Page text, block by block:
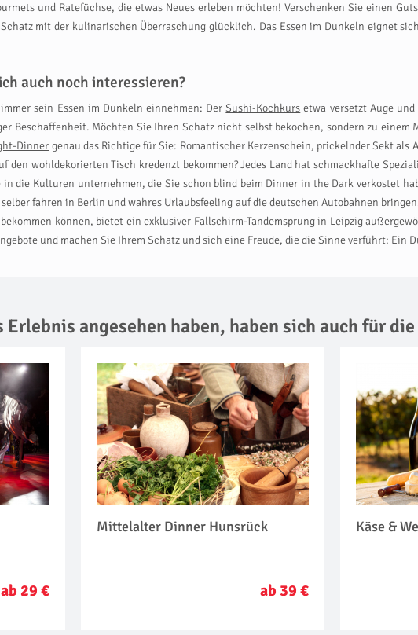
und Ratefüchse, die etwas Neues erleben möchten! Verschenken Sie einen
mit der kulinarischen Überraschung glücklich. Das Essen im Dunkeln eignet
auch noch interessieren?
sein Essen im Dunkeln einnehmen: DerSushi-Kochkurs etwa versetzt Auge
Beschaffenheit. Möchten Sie Ihren Schatz nicht selbst bekochen, sondern zu einem
Dinner genau das Richtige für Sie: Romantischer Kerzenschein, prickelnder Sekt
den wohldekorierten Tisch kredenzt bekommen? Jedes Land hat schmackhafte
die Kulturen unternehmen, die Sie schon blind beim Dinner in the Dark verkostet
fahren in Berlin und wahres Urlaubsfeeling auf die deutschen Autobahnen
können, bietet ein exklusiver Fallschirm-Tandemsprung in Leipzig
und machen Sie Ihrem Schatz und sich eine Freude, die die Sinne verführt: Ein
Erlebnis angesehen haben, haben sich auch für
ab 29 €
Mittelalter Dinner Hunsrück
ab 39 €
Käse &